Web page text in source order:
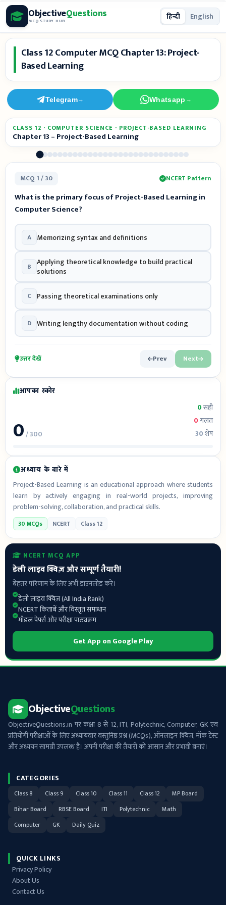
Skip
to
content
ObjectiveQuestions
MCQ STUDY HUB हिन्दी English
Class 12 Computer MCQ Chapter 13: Project-
Based Learning
Telegram→ Whatsapp →
CLASS 12 · COMPUTER SCIENCE · PROJECT-BASED LEARNING
Chapter 13 – Project-Based Learning
MCQ 1 / 30 NCERT Pattern
What is the primary focus of Project-Based Learning in
Computer Science?
A Memorizing syntax and definitions
B Applying theoretical knowledge to build practical
solutions
C Passing theoretical examinations only
D Writing lengthy documentation without coding
उत्तर देखें Prev Next
आपका स्कोर
0/ 300
0सही
0गलत
30शेष
अध्याय के बारे में
Project-Based Learning is an educational approach where students
learn by actively engaging in real-world projects, improving
problem-solving, collaboration, and practical skills.
30 MCQs NCERT Class 12
NCERT MCQ APP
डेली लाइव क्विज़ और सम्पूर्ण तैयारी!
बेहतर परिणाम के लिए अभी डाउनलोड करें।
डेली लाइव क्विज़ (All India Rank)
NCERT किताबें और विस्तृत समाधान
मॉडल पेपर्स और परीक्षा पाठ्यक्रम
Get App on Google Play
ObjectiveQuestions
ObjectiveQuestions.in पर कक्षा 8 से 12, ITI, Polytechnic, Computer, GK एवं
प्रतियोगी परीक्षाओं के लिए अध्यायवार वस्तुनिष्ठ प्रश्न (MCQs), ऑनलाइन क्विज़, मॉक टेस्ट
और अध्ययन सामग्री उपलब्ध है। अपनी परीक्षा की तैयारी को आसान और प्रभावी बनाएं।
CATEGORIES
Class 8 Class 9 Class 10 Class 11 Class 12
MP Board
Bihar Board
RBSE Board ITI Polytechnic
Math
Computer
GK Daily Quiz
QUICK LINKS
Privacy Policy
About Us
Contact Us